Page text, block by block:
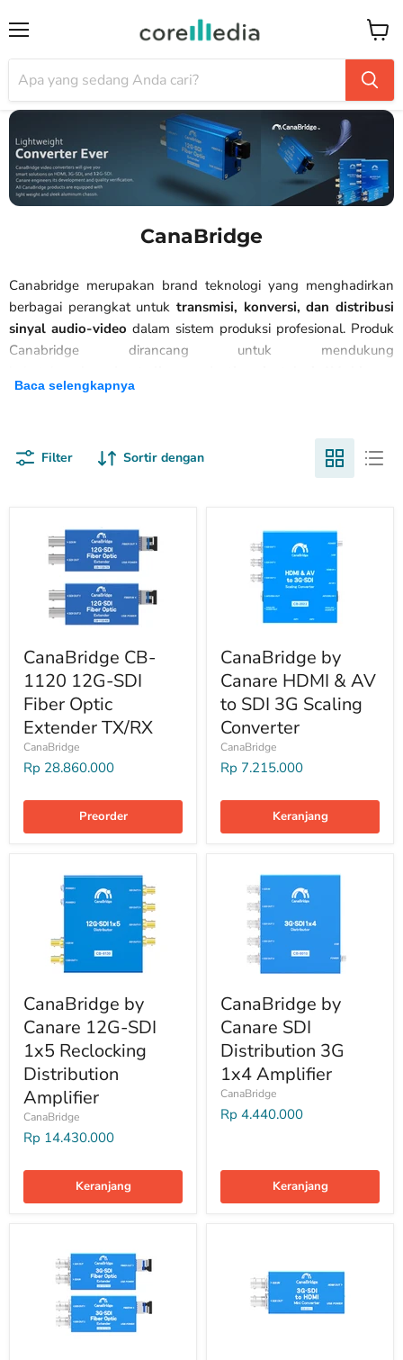
CanaBridge
Canabridge merupakan brand teknologi yang menghadirkan
berbagai perangkat untuk transmisi, konversi, dan distribusi
sinyal audio-video dalam sistem produksi profesional. Produk
Canabridge dirancang untuk mendukung
sistem komunikasi jarak jauh
Baca selengkapnya
Filter Sortir dengan
CanaBridge CB-
1120 12G-SDI
Fiber Optic
Extender TX/RX
CanaBridge
Rp 28.860.000
Preorder
CanaBridge by
Canare HDMI & AV
to SDI 3G Scaling
Converter
CanaBridge
Rp 7.215.000
Keranjang
CanaBridge by
Canare 12G-SDI
1x5 Reclocking
Distribution
Amplifier
CanaBridge
Rp 14.430.000
Keranjang
CanaBridge by
Canare SDI
Distribution 3G
1x4 Amplifier
CanaBridge
Rp 4.440.000
Keranjang